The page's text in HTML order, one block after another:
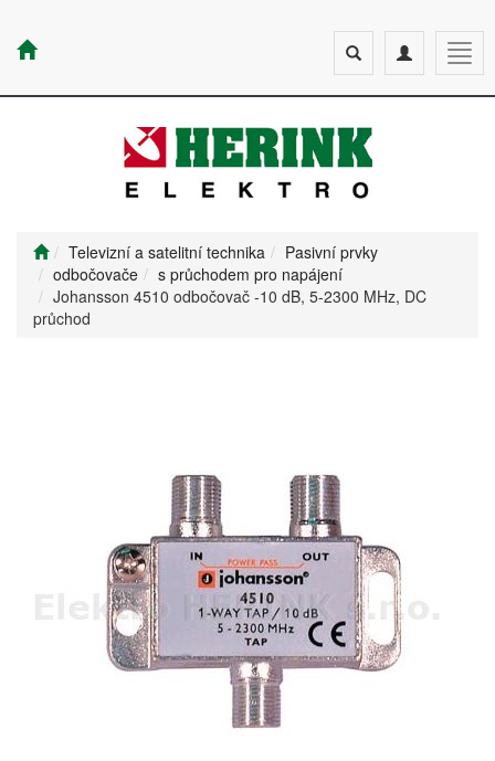
Toggle
navigation
Toggle
search
Televizní a satelitní technika
Pasivní prvky
odbočovače
s průchodem pro napájení
Johansson 4510 odbočovač -10 dB, 5-2300 MHz, DC
průchod